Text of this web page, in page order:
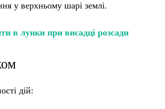
у верхньому шарі землі.
в лунки при висадці розсади
дій: